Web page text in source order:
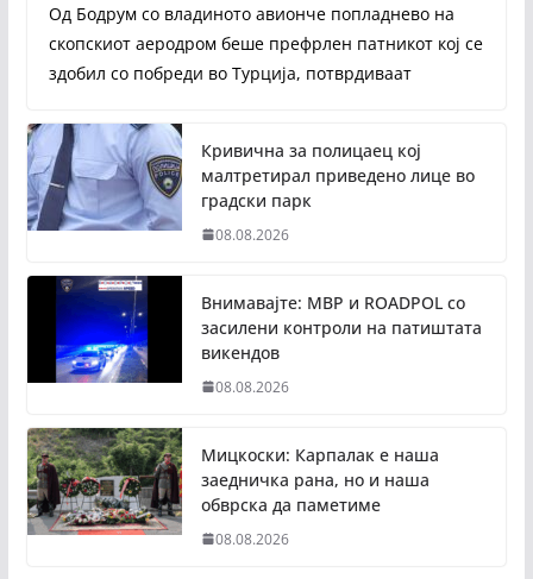
Од Бодрум со владиното авионче попладнево на
скопскиот аеродром беше префрлен патникот кој се
здобил со побреди во Турција, потврдиваат
Кривична за полицаец кој
малтретирал приведено лице во
градски парк
08.08.2026
Внимавајте: МВР и ROADPOL со
засилени контроли на патиштата
викендов
08.08.2026
Мицкоски: Карпалак е наша
заедничка рана, но и наша
обврска да паметиме
08.08.2026